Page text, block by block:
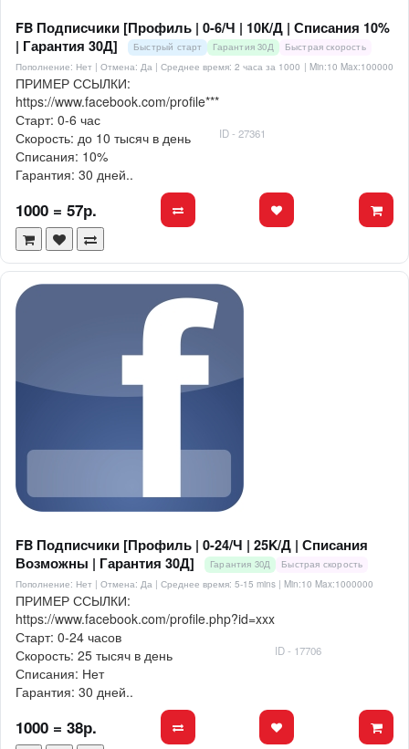
FB Подписчики [Профиль | 0-6/Ч | 10К/Д | Списания 10%
| Гарантия 30Д]
Быстрый старт Гарантия 30Д
Быстрая скорость
Пополнение: Нет | Отмена: Да | Среднее время: 2 часа за 1000 | Min:10 Max:100000
ПРИМЕР ССЫЛКИ:
https://www.facebook.com/profile***
Старт: 0-6 час
Скорость: до 10 тысяч в день
Списания: 10%
Гарантия: 30 дней..
ID - 27361
1000 = 57р.
FB Подписчики [Профиль | 0-24/Ч | 25K/Д | Списания
Возможны | Гарантия 30Д]
Гарантия 30Д
Быстрая скорость
Пополнение: Нет | Отмена: Да | Среднее время: 5-15 mins | Min:10 Max:1000000
ПРИМЕР ССЫЛКИ:
https://www.facebook.com/profile.php?id=xxx
Старт: 0-24 часов
Скорость: 25 тысяч в день
Списания: Нет
Гарантия: 30 дней..
ID - 17706
1000 = 38р.